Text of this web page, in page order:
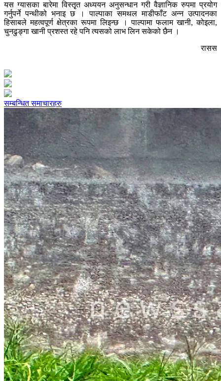
यस ग्यासका बारेमा विस्तृृत अध्ययन अनुसन्धान गरी वैज्ञानिक रुपमा प्रयोग
गर्नुपर्ने पन्थीको भनाइ छ । पाल्पाका समथल माडीफाँट अन्न उत्पादनका
हिसाबले महत्वपूर्ण क्षेत्रका रूपमा लिइन्छ । पाल्पामा फलाम खानी, कोइला,
चुनढुङ्गा खानी प्रशस्त रहे पनि त्यसको लाभ लिन सकेको छैन ।
रासस
सम्बन्धित समाचारहरु